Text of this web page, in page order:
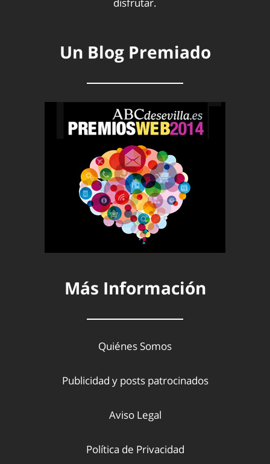
Un Blog Premiado
Más Información
Quiénes Somos
Publicidad y posts patrocinados
Aviso Legal
Política de Privacidad